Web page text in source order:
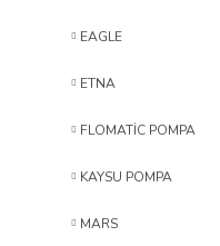
EAGLE
ETNA
FLOMATİC POMPA
KAYSU POMPA
MARS